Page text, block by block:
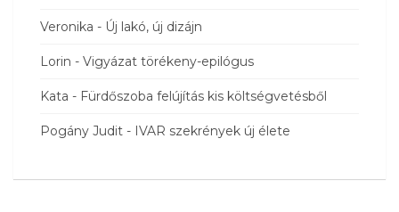
Veronika - Új lakó, új dizájn
Lorin - Vigyázat törékeny-epilógus
Kata - Fürdőszoba felújítás kis költségvetésből
Pogány Judit - IVAR szekrények új élete